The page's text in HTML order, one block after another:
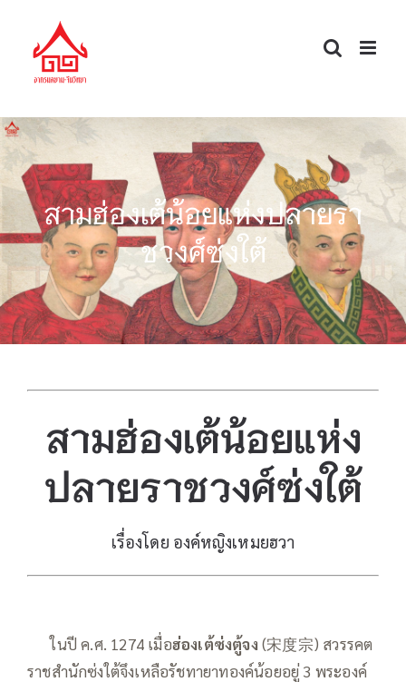
content
สามฮ่องเต้น้อยแห่งปลายรา
ชวงศ์ซ่งใต้
สามฮ่องเต้น้อยแห่ง
ปลายราชวงศ์ซ่งใต้
เรื่องโดย องค์หญิงเหมยฮวา
—–ในปี ค.ศ. 1274 เมื่อฮ่องเต้ซ่งตู้จง (宋度宗) สวรรคต
ราชสำนักซ่งใต้จึงเหลือรัชทายาทองค์น้อยอยู่ 3 พระองค์